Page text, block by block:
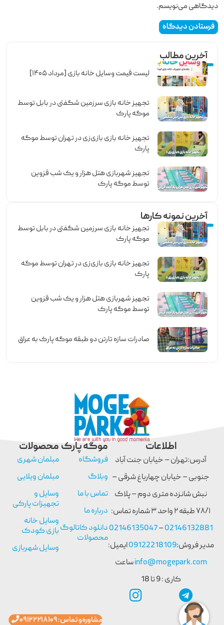
دیدگاهی می‌نویسم.
آخرین مطالب
لیست قیمت وسایل خانه بازی [مرداد ۱۴۰۵]
تجهیز خانه بازی سرزمین شگفتی در بابل توسط
موگه پارک
تجهیز خانه بازی بازی‌زی در تهران توسط موگه
پارک
تجهیز شهربازی هتل هزار و یک شب قزوین
توسط موگه پارک
آخرین نمونه کارها
تجهیز خانه بازی سرزمین شگفتی در بابل توسط
موگه پارک
تجهیز خانه بازی بازی‌زی در تهران توسط موگه
پارک
تجهیز شهربازی هتل هزار و یک شب قزوین
توسط موگه پارک
صادرات سازه تارتن دو طبقه موگه پارک به عراق
موگه پارک
فروشگاه
وبلاگ
تماس با ما
درباره ما
دانلود کاتالوگ
محصولات
محصولات
مبلمان شهری
مبلمان ویلایی
وسایل و
تجهیزات پارکی
وسایل خانه
بازی کودک
وسایل شهربازی
اطلاعات
آدرس:تهران – خیابان جنت آباد
جنوبی – خیابان چهارباغ شرقی –
نبش شانزده متری دوم – پلاک
۷۸/۱ طبقه ۲ واحد ۳ شماره تماس:
02146132881
–
02146135047
مدیر فروش:09122218109ایمیل:
info@mogepark.comساعت
کاری : 9 تا 18
مشاوره و تماس : ۰۹۱۲۲۲۱۸۱۰۹